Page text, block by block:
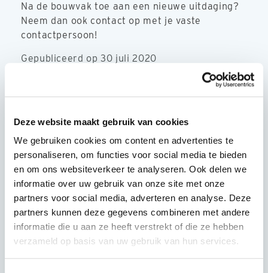
Deze website maakt gebruik van cookies
We gebruiken cookies om content en advertenties te
personaliseren, om functies voor social media te bieden
en om ons websiteverkeer te analyseren. Ook delen we
informatie over uw gebruik van onze site met onze
partners voor social media, adverteren en analyse. Deze
partners kunnen deze gegevens combineren met andere
informatie die u aan ze heeft verstrekt of die ze hebben
verzameld op basis van uw gebruik van hun services.
Na de bouwvak toe aan een nieuwe uitdaging?
Neem dan ook contact op met je vaste
contactpersoon!
Gepubliceerd op 30 juli 2020